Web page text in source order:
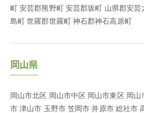
町 安芸郡熊野町 安芸郡坂町 山県郡安芸
島町 世羅郡世羅町 神石郡神石高原町
岡山県
岡山市北区 岡山市中区 岡山市東区 岡山
市 津山市 玉野市 笠岡市 井原市 総社市